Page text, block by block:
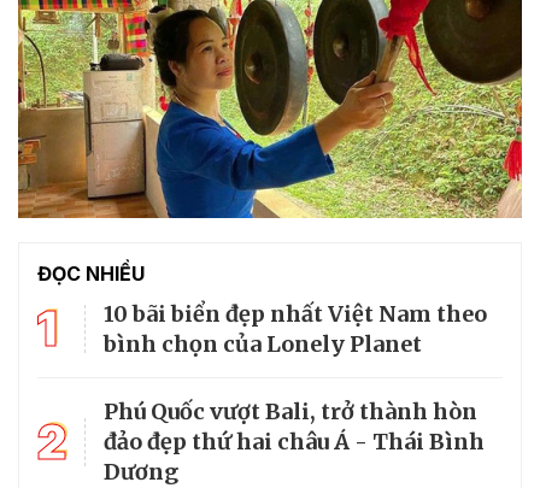
ĐỌC NHIỀU
1
10 bãi biển đẹp nhất Việt Nam theo
bình chọn của Lonely Planet
2
Phú Quốc vượt Bali, trở thành hòn
đảo đẹp thứ hai châu Á - Thái Bình
Dương